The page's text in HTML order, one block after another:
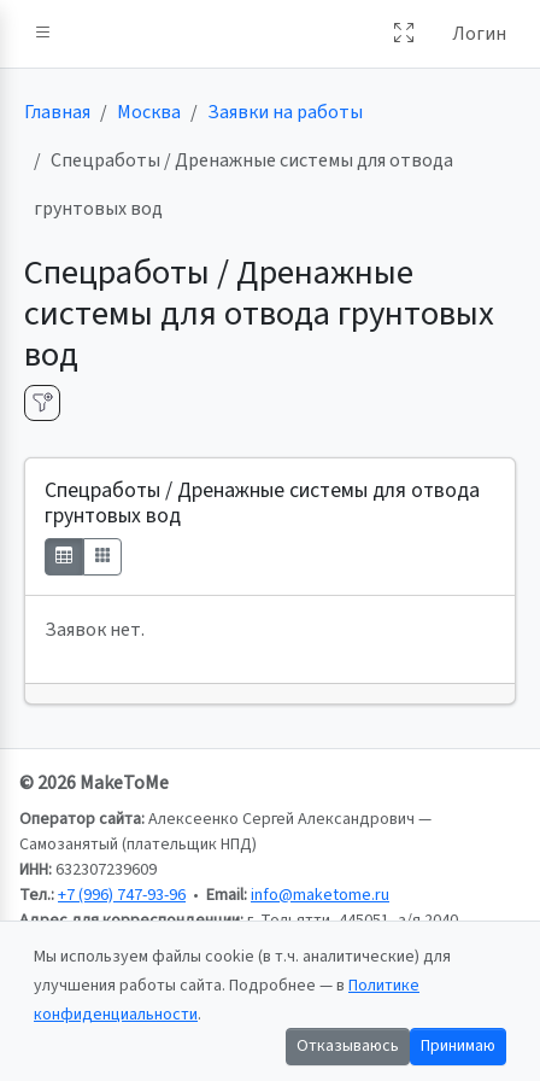
Логин
Главная Москва
Заявки на работы
Спецработы / Дренажные системы для отвода
грунтовых вод
Спецработы / Дренажные
системы для отвода грунтовых
вод
Спецработы / Дренажные системы для отвода
грунтовых вод
Заявок нет.
© 2026 MakeToMe
Оператор сайта:Алексеенко Сергей Александрович —
Самозанятый (плательщик НПД)
ИНН:632307239609
Тел.:+7 (996) 747-93-96 • Email:info@maketome.ru
Адрес для корреспонденции:г. Тольятти, 445051, а/я 2040,
Алексеенко Сергей Александрович
Пользовательское соглашение
Политика конфиденциальности
Мы используем файлы cookie (в т.ч. аналитические) для
улучшения работы сайта. Подробнее — в Политике
конфиденциальности.
Отказываюсь
Принимаю